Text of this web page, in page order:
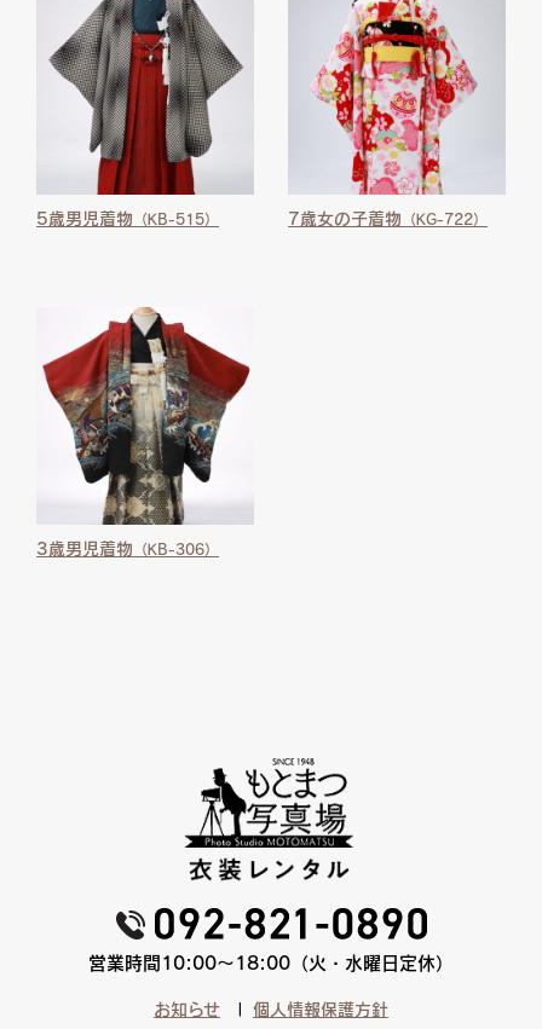
5歳男児着物 （KB-515） 7歳女の子着物 （KG-722）
3歳男児着物 （KB-306）
営業時間10:00〜18:00（火・水曜日定休）
お知らせ 個人情報保護方針